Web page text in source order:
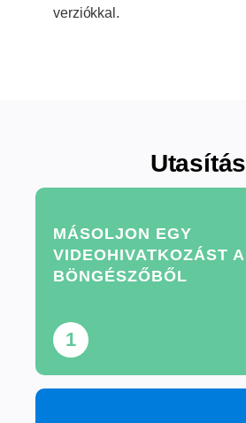
verziókkal.
Utasítás
1
MÁSOLJON EGY
VIDEOHIVATKOZÁST A
BÖNGÉSZŐBŐL